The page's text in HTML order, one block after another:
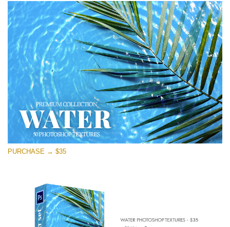
Small 800*533px
Water Textures
(50 Textures)
Large 6000*4000px
Entire Collection
(1783 Overlays)
Large 6000*4000px
Ücretsiz indirin
PURCHASE → $35